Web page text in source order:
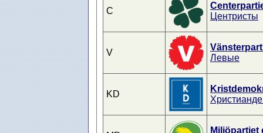
C
Центристы
V
Левые
KD
Miljöpartiet